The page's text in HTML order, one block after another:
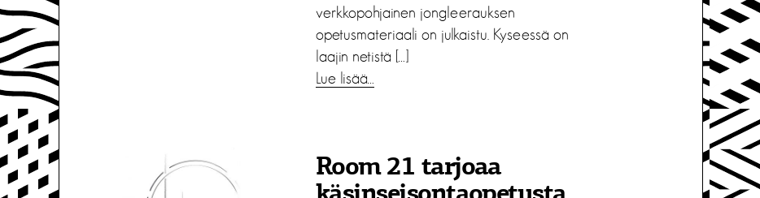
verkkopohjainen jongleerauksen
opetusmateriaali on julkaistu. Kyseessä on
laajin netistä […]
Lue lisää…
Room 21 tarjoaa